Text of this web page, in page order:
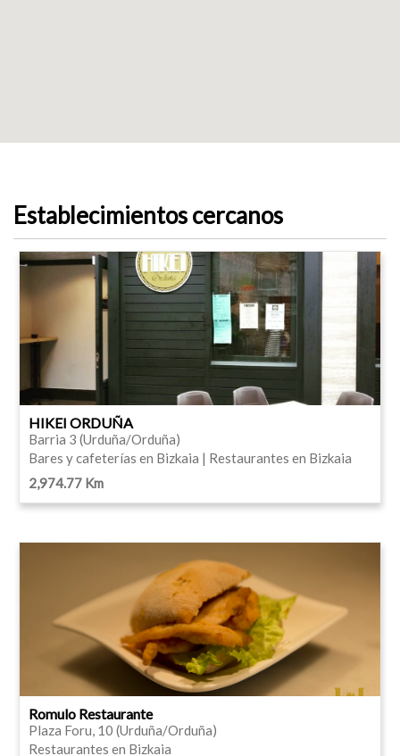
Establecimientos cercanos
HIKEI ORDUÑA
Barria 3 (Urduña/Orduña)
Bares y cafeterías en Bizkaia | Restaurantes en Bizkaia
2,974.77 Km
Romulo Restaurante
Plaza Foru, 10 (Urduña/Orduña)
Restaurantes en Bizkaia